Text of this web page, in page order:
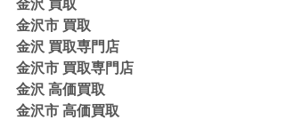
金沢市 買取
金沢 買取専門店
金沢市 買取専門店
金沢 高価買取
金沢市 高価買取